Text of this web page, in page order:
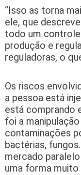
“Isso as torna
ele, que
todo um
produção e
reguladoras, o
Os riscos
a pessoa está
está comprando
foi a
contaminações
bactérias,
mercado
uma forma muito